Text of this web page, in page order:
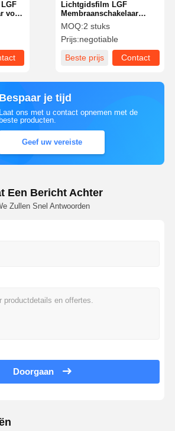
voor
Lichtgidsfilm LGF
Membraanschakelaar
Uniforme
achtergrondverlichting
voor verbeterde
gebruikersinteractie
MOQ:2 stuks
Prijs:negotiable
Beste prijs
Contact
Bespaar je tijd
Laat ons met u contact opnemen met de
beste producten.
Geef uw vereiste
Een Bericht Achter
Zullen Snel Antwoorden
Doorgaan